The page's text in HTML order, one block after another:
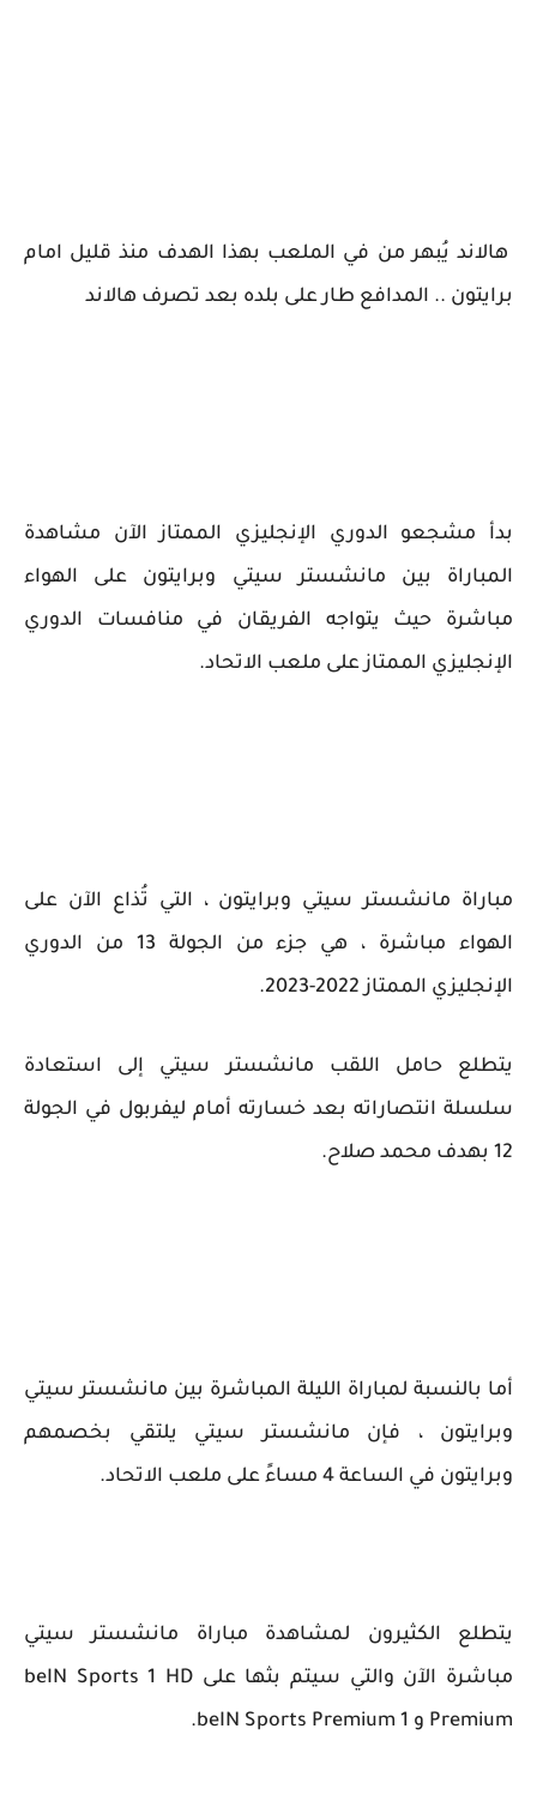
هالاند يُبهر من في الملعب بهذا الهدف منذ قليل امام
برايتون .. المدافع طار على بلده بعد تصرف هالاند
بدأ مشجعو الدوري الإنجليزي الممتاز الآن مشاهدة
المباراة بين مانشستر سيتي وبرايتون على الهواء
مباشرة حيث يتواجه الفريقان في منافسات الدوري
الإنجليزي الممتاز على ملعب الاتحاد.
مباراة مانشستر سيتي وبرايتون ، التي تُذاع الآن على
الهواء مباشرة ، هي جزء من الجولة 13 من الدوري
الإنجليزي الممتاز 2022-2023.
يتطلع حامل اللقب مانشستر سيتي إلى استعادة
سلسلة انتصاراته بعد خسارته أمام ليفربول في الجولة
12 بهدف محمد صلاح.
أما بالنسبة لمباراة الليلة المباشرة بين مانشستر سيتي
وبرايتون ، فإن مانشستر سيتي يلتقي بخصمهم
وبرايتون في الساعة 4 مساءً على ملعب الاتحاد.
يتطلع الكثيرون لمشاهدة مباراة مانشستر سيتي
مباشرة الآن والتي سيتم بثها على beIN Sports 1 HD
Premium و beIN Sports Premium 1.